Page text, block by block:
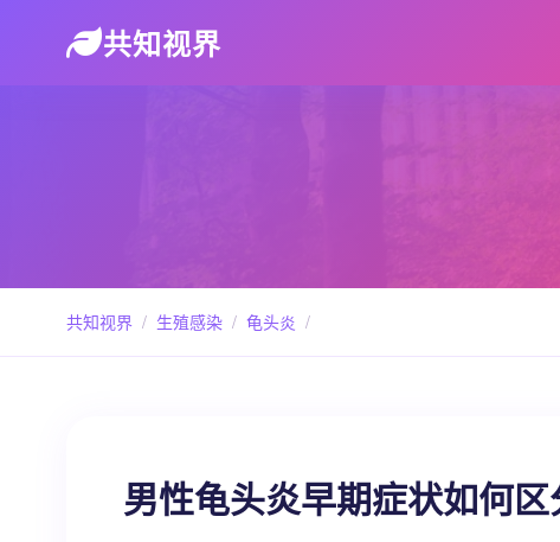
共知视界
共知视界 / 生殖感染 / 龟头炎 /
男性龟头炎早期症状如何区